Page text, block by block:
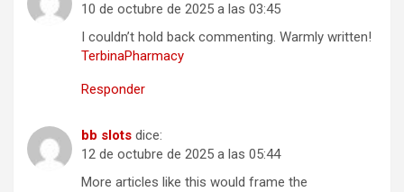
10 de octubre de 2025 a las 03:45
I couldn’t hold back commenting. Warmly written!
TerbinaPharmacy
Responder
bb slots dice:
12 de octubre de 2025 a las 05:44
More articles like this would frame the